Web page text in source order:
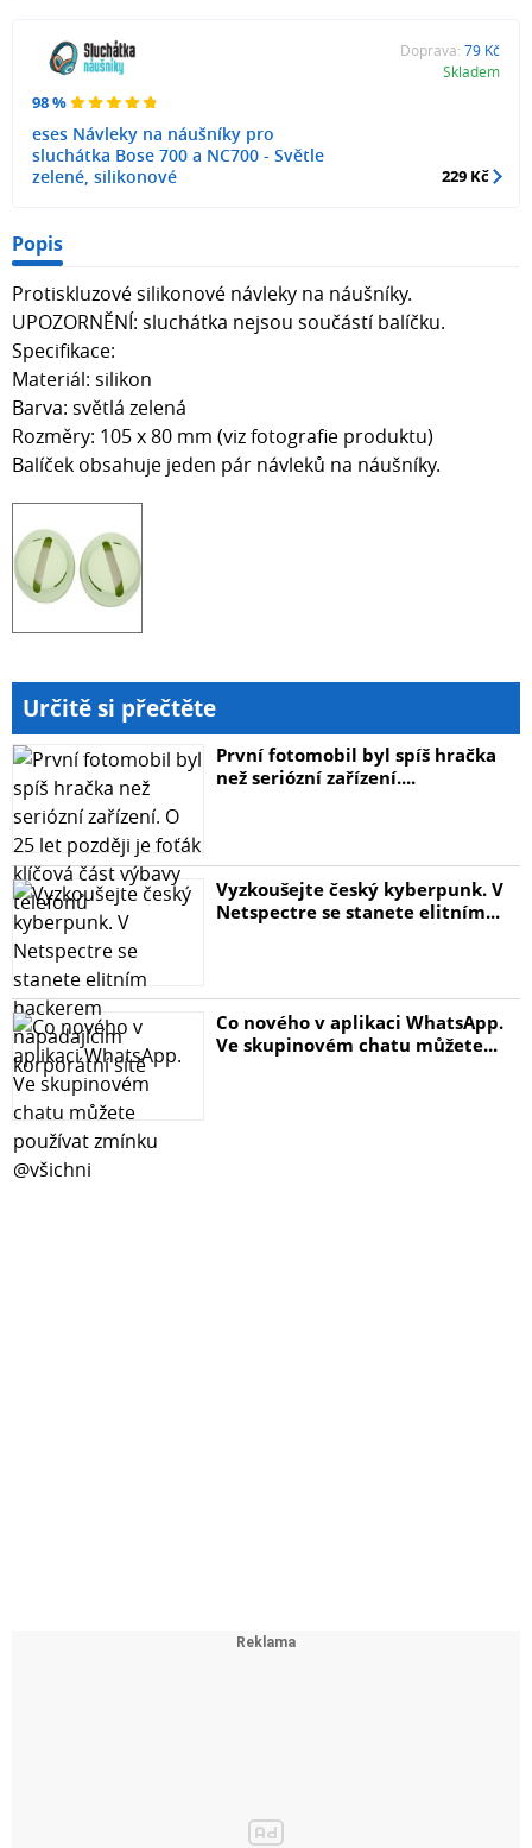
98 %
eses Návleky na náušníky pro
sluchátka Bose 700 a NC700 - Světle
zelené, silikonové
Doprava: 79 Kč
Skladem
229 Kč
Popis
Protiskluzové silikonové návleky na náušníky.
UPOZORNĚNÍ: sluchátka nejsou součástí balíčku.
Specifikace:
Materiál: silikon
Barva: světlá zelená
Rozměry: 105 x 80 mm (viz fotografie produktu)
Balíček obsahuje jeden pár návleků na náušníky.
Určitě si přečtěte
První fotomobil byl spíš hračka
než seriózní zařízení....
Vyzkoušejte český kyberpunk. V
Netspectre se stanete elitním...
Co nového v aplikaci WhatsApp.
Ve skupinovém chatu můžete...